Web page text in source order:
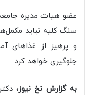
عضو هیات مدیره جامعه
سنگ کلیه نباید
و پرهیز از غذاهای
جلوگیری خواهد کرد.
به گزارش نخ نیوز،